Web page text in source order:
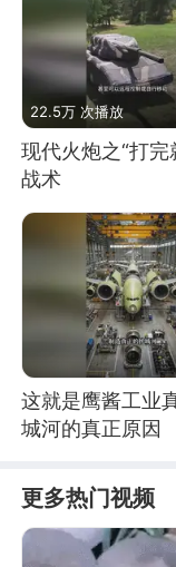
22.5万 次播放
现代火炮之“打完
战术
这就是鹰酱工业
城河的真正原因
更多热门视频